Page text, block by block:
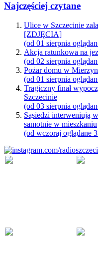
Najczęściej czytane
Ulice w Szczecinie
[ZDJĘCIA]
(od 01 sierpnia
Akcja ratunkowa na
(od 02 sierpnia
Pożar domu w
(od 01 sierpnia
Tragiczny finał
Szczecinie
(od 03 sierpnia
Sąsiedzi interweniują
samotnie w mieszkaniu
(od wczoraj oglądane